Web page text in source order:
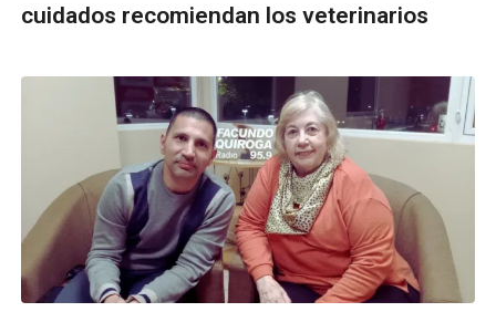
cuidados recomiendan los veterinarios